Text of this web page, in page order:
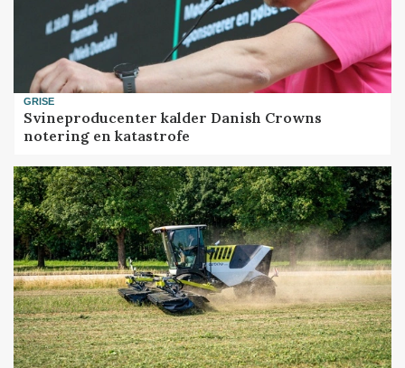
GRISE
Svineproducenter kalder Danish Crowns
notering en katastrofe